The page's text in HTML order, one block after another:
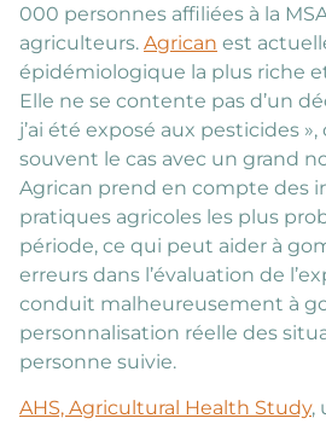
000 personnes affiliées à la
agriculteurs. Agrican est
épidémiologique la plus riche
Elle ne se contente pas d’un
j’ai été exposé aux pesticides »,
souvent le cas avec un grand
Agrican prend en compte des
pratiques agricoles les plus
période, ce qui peut aider à
erreurs dans l’évaluation de
conduit malheureusement à
personnalisation réelle des
personne suivie.
AHS, Agricultural Health Study,